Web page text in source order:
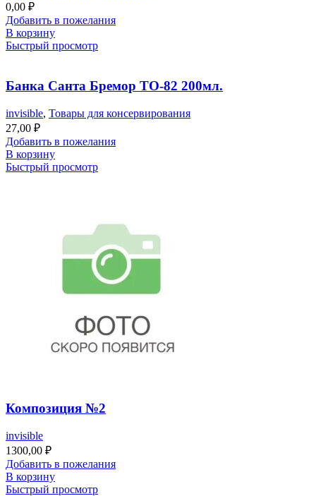
0,00 ₽
Добавить в пожелания
В корзину
Быстрый просмотр
Банка Санта Бремор ТО-82 200мл.
invisible, Товары для консервирования
27,00 ₽
Добавить в пожелания
В корзину
Быстрый просмотр
Композиция №2
invisible
1300,00 ₽
Добавить в пожелания
В корзину
Быстрый просмотр